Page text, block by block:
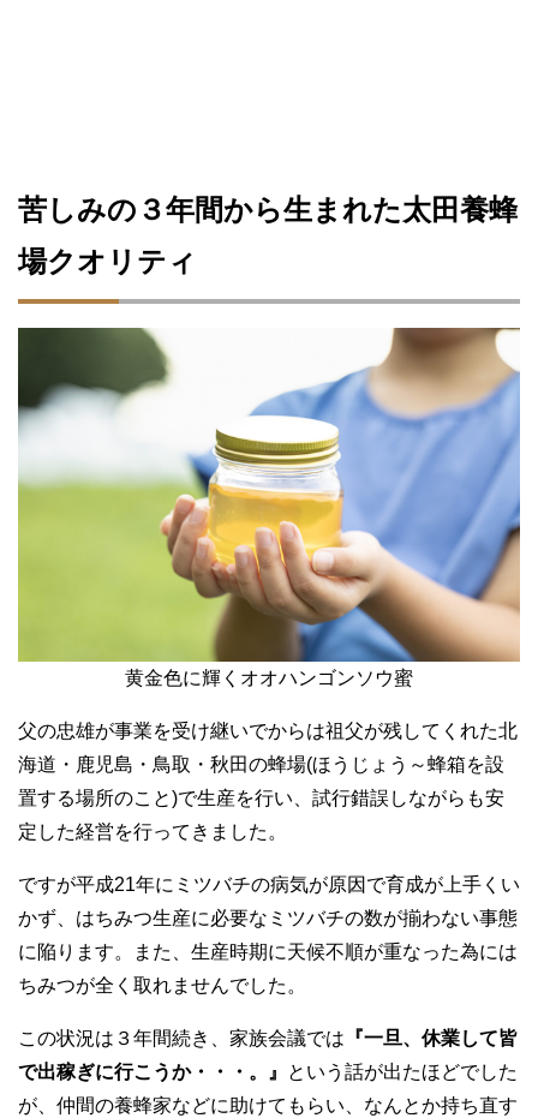
苦しみの３年間から生まれた太田養蜂
場クオリティ
黄金色に輝くオオハンゴンソウ蜜
父の忠雄が事業を受け継いでからは祖父が残してくれた北
海道・鹿児島・鳥取・秋田の蜂場(ほうじょう～蜂箱を設
置する場所のこと)で生産を行い、試行錯誤しながらも安
定した経営を行ってきました。
ですが平成21年にミツバチの病気が原因で育成が上手くい
かず、はちみつ生産に必要なミツバチの数が揃わない事態
に陥ります。また、生産時期に天候不順が重なった為には
ちみつが全く取れませんでした。
この状況は３年間続き、家族会議では 『一旦、休業して皆
で出稼ぎに行こうか・・・。』
という話が出たほどでした
が、仲間の養蜂家などに助けてもらい、なんとか持ち直す